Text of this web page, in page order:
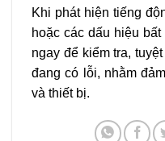
Khi phát hiện tiếng
hoặc các dấu hiệu
ngay để kiểm tra,
đang có lỗi, nhằm
và thiết bị.